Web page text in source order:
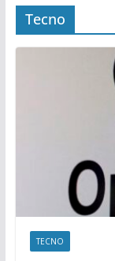
Tecno
TECNO